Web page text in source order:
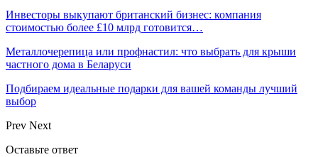
Инвесторы выкупают британский бизнес: компания
стоимостью более £10 млрд готовится…
Металлочерепица или профнастил: что выбрать для крыши
частного дома в Беларуси
Подбираем идеальные подарки для вашей команды лучший
выбор
Prev Next
Оставьте ответ